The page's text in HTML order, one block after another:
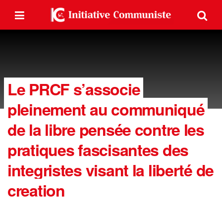
Le PRCF s’associe
pleinement au communiqué
de la libre pensée contre les
pratiques fascisantes des
integristes visant la liberté de
creation